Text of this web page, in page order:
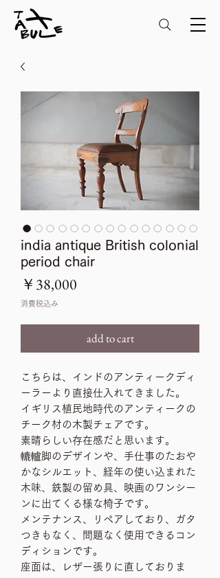
india antique British colonial
period chair
￥38,000
消費税込み
add to cart
こちらは、インドのアンティークディ
ーラーより直接仕入れてきました。
イギリス植民地時代のアンティークの
チーク材の木製チェアです。
素晴らしい存在感だと思います。
轆轤脚のデザインや、手仕事のたおや
かなシルエット、経年の使い込まれた
木味、鉄製の留め具、映画のワンシー
ンに出てくる様な椅子です。
メンテナンス、リペアしており、ガタ
つきもなく、問題なく使用できるコン
ディションです。
座面は、レザー張りに直しておりま